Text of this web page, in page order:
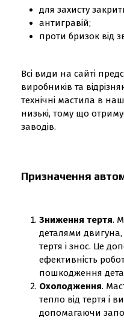
для захисту
антигравій;
проти бризок від
Всі види на сайті
виробників та
технічні мастила в
низькі, тому що
заводів.
Призначення
Зниження тертя.
деталями
тертя і знос. Це
ефективність
пошкодження
Охолодження.
тепло від тертя і
допомагаючи